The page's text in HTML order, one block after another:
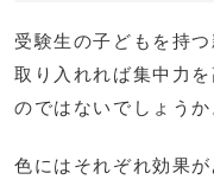
受験生の子どもを持
取り入れれば集中力
のではないでしょうか
色にはそれぞれ効果